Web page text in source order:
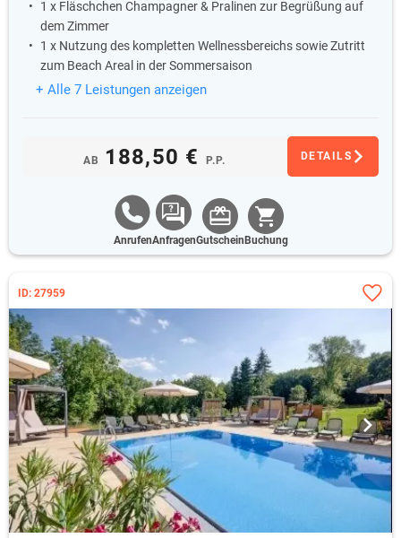
1 x Fläschchen Champagner & Pralinen zur Begrüßung auf
dem Zimmer
1 x Nutzung des kompletten Wellnessbereichs sowie Zutritt
zum Beach Areal in der Sommersaison
+ Alle 7 Leistungen anzeigen
AB 188,50 € P.P. DETAILS
AnrufenAnfragenGutschein Buchung
ID: 27959